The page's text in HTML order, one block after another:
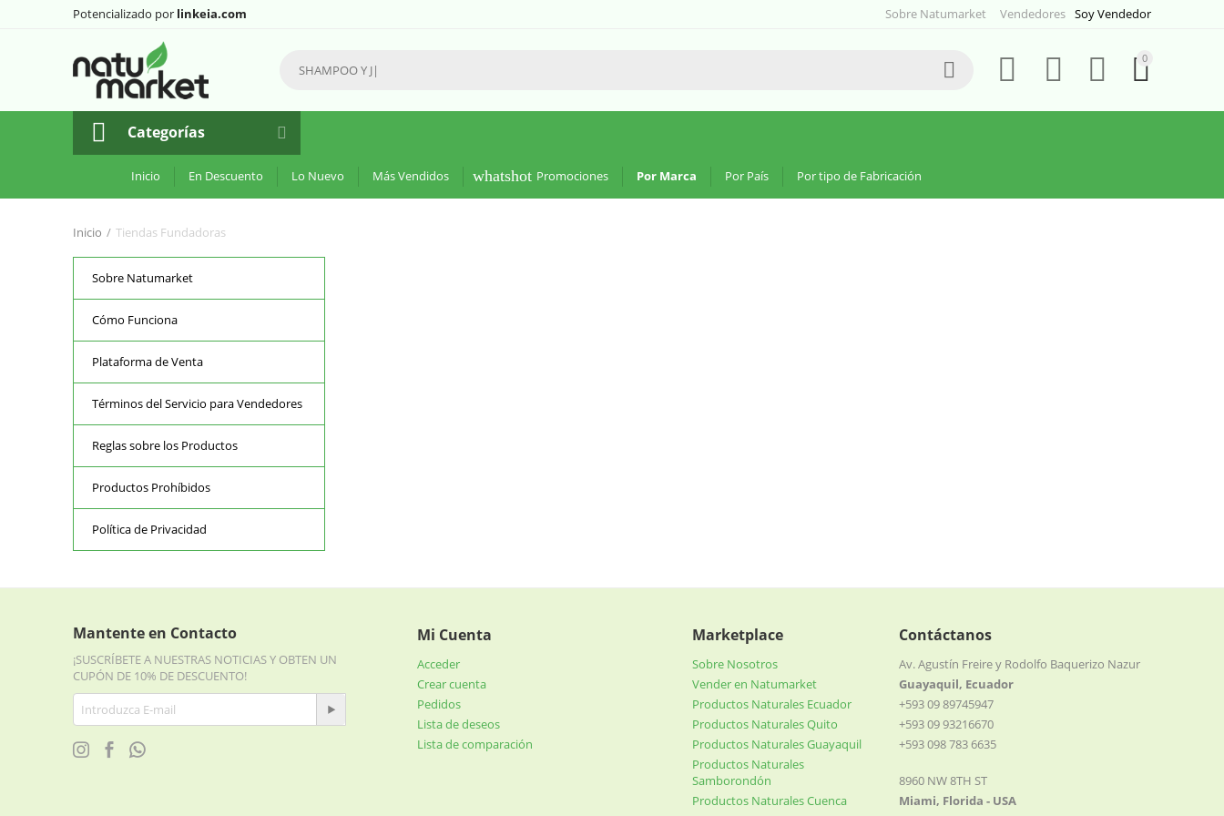
Potencializado por linkeia.com Soy Vendedor
Sobre Natumarket Vendedores
0


 

Categorías
Inicio En Descuento Lo Nuevo Más Vendidos whatshot Promociones Por Marca Por País Por tipo de Fabricación
Inicio / Tiendas Fundadoras
Sobre Natumarket
Cómo Funciona
Plataforma de Venta
Términos del Servicio para Vendedores
Reglas sobre los Productos
Productos Prohíbidos
Política de Privacidad
Mantente en Contacto
¡SUSCRÍBETE A NUESTRAS NOTICIAS Y OBTEN UN
CUPÓN DE 10% DE DESCUENTO!
Mi Cuenta
Acceder
Crear cuenta
Pedidos
Lista de deseos
Lista de comparación
Marketplace
Sobre Nosotros
Vender en Natumarket
Productos Naturales Ecuador
Productos Naturales Quito
Productos Naturales Guayaquil
Productos Naturales
Samborondón
Productos Naturales Cuenca
Contáctanos
Av. Agustín Freire y Rodolfo Baquerizo Nazur
Guayaquil, Ecuador
+593 09 89745947
+593 09 93216670
+593 098 783 6635
8960 NW 8TH ST
Miami, Florida - USA